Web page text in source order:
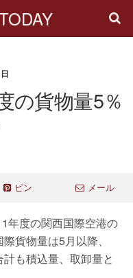
の貨物量5％
ピン メール
年度の関西国際空港の
貨物量は5月以降、
も積込量、取卸量と